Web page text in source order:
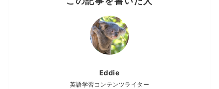
Eddie
英語学習コンテンツライター